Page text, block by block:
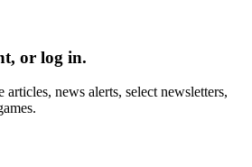
or log in.
articles, news alerts, select newsletters,